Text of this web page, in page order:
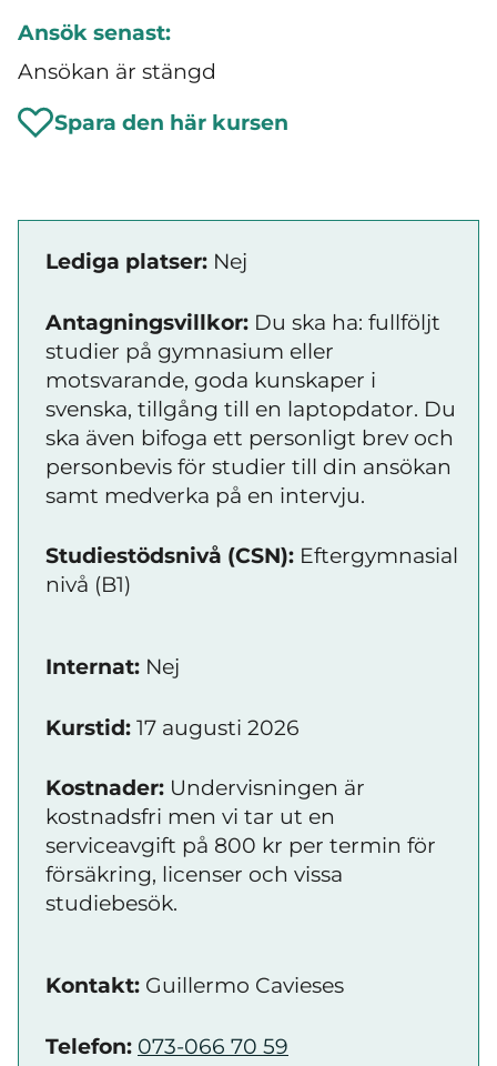
Ansök senast:
Ansökan är stängd
Spara den här kursen
Lediga platser: Nej
Antagningsvillkor: Du ska ha: fullföljt
studier på gymnasium eller
motsvarande, goda kunskaper i
svenska, tillgång till en laptopdator. Du
ska även bifoga ett personligt brev och
personbevis för studier till din ansökan
samt medverka på en intervju.
Studiestödsnivå (CSN): Eftergymnasial
nivå (B1)
Internat: Nej
Kurstid: 17 augusti 2026
Kostnader: Undervisningen är
kostnadsfri men vi tar ut en
serviceavgift på 800 kr per termin för
försäkring, licenser och vissa
studiebesök.
Kontakt: Guillermo Cavieses
Telefon: 073-066 70 59